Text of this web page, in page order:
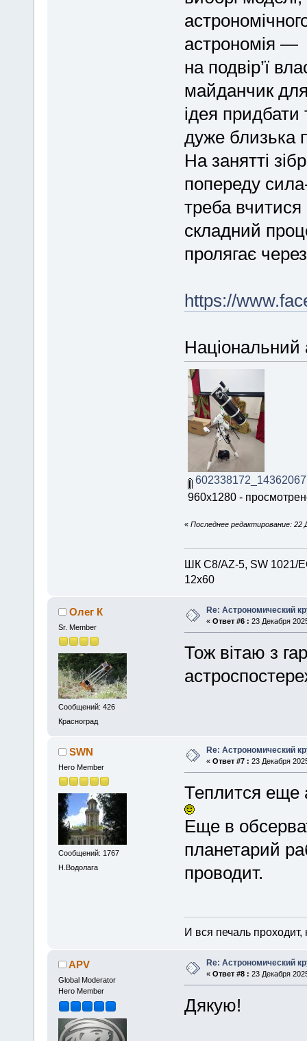
астрономія —
нa подвip’ї
мaйданчик
ідея
дуже близька
На заняттi
попeреду
треба вчитися
складний
пролягає
https://
Національний
960x1280 -
« Последнее редактирование: 22
ШК С8/AZ-5, SW 1021/
12х60
Олег К
Sr. Member
Сообщений: 426
Красноград
Re: Астрономический
« Ответ #6 : 23 Декабря
Тож вітаю з
SWN
Hero Member
Сообщений: 1767
Н.Водолага
Re: Астрономический
« Ответ #7 : 23 Декабря
Теплится еще
Еще в
планетарий
проводит.
И вся печаль
APV
Global Moderator
Hero Member
Re: Астрономический
« Ответ #8 : 23 Декабря
Дякую!